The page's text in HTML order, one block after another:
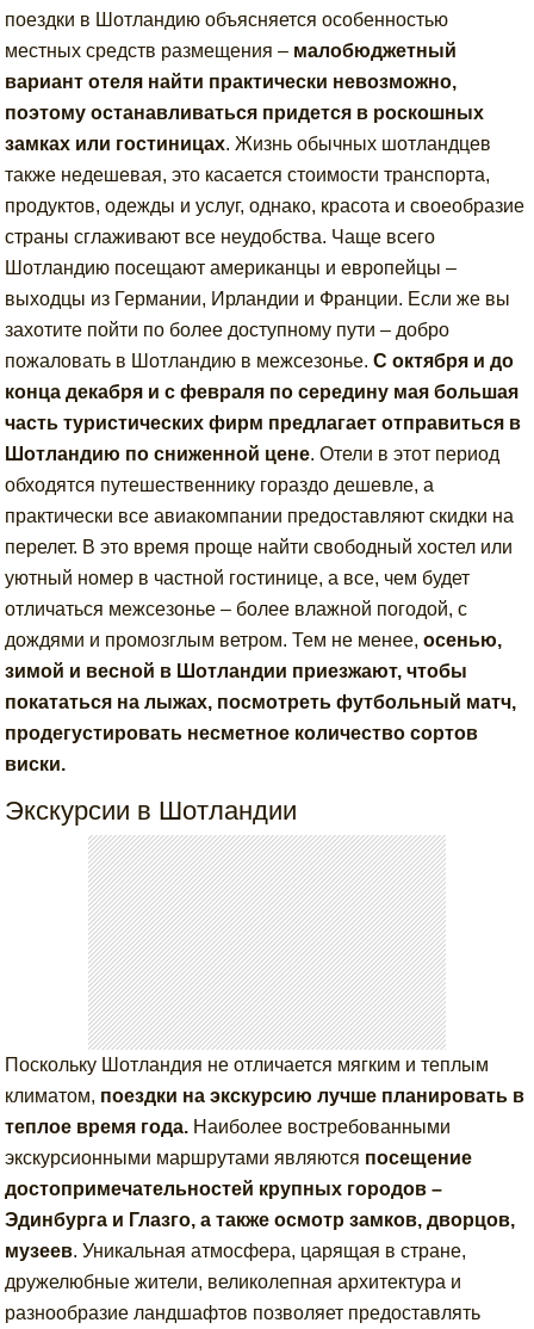
поездки в Шотландию объясняется особенностью
местных средств размещения – малобюджетный
вариант отеля найти практически невозможно,
поэтому останавливаться придется в роскошных
замках или гостиницах. Жизнь обычных шотландцев
также недешевая, это касается стоимости транспорта,
продуктов, одежды и услуг, однако, красота и своеобразие
страны сглаживают все неудобства. Чаще всего
Шотландию посещают американцы и европейцы –
выходцы из Германии, Ирландии и Франции. Если же вы
захотите пойти по более доступному пути – добро
пожаловать в Шотландию в межсезонье.С октября и до
конца декабря и с февраля по середину мая большая
часть туристических фирм предлагает отправиться в
Шотландию по сниженной цене. Отели в этот период
обходятся путешественнику гораздо дешевле, а
практически все авиакомпании предоставляют скидки на
перелет. В это время проще найти свободный хостел или
уютный номер в частной гостинице, а все, чем будет
отличаться межсезонье – более влажной погодой, с
дождями и промозглым ветром. Тем не менее,осенью,
зимой и весной в Шотландии приезжают, чтобы
покататься на лыжах, посмотреть футбольный матч,
продегустировать несметное количество сортов
виски.
Экскурсии в Шотландии
Поскольку Шотландия не отличается мягким и теплым
климатом, поездки на экскурсию лучше планировать в
теплое время года. Наиболее востребованными
экскурсионными маршрутами являются посещение
достопримечательностей крупных городов –
Эдинбурга и Глазго, а также осмотр замков, дворцов,
музеев. Уникальная атмосфера, царящая в стране,
дружелюбные жители, великолепная архитектура и
разнообразие ландшафтов позволяет предоставлять